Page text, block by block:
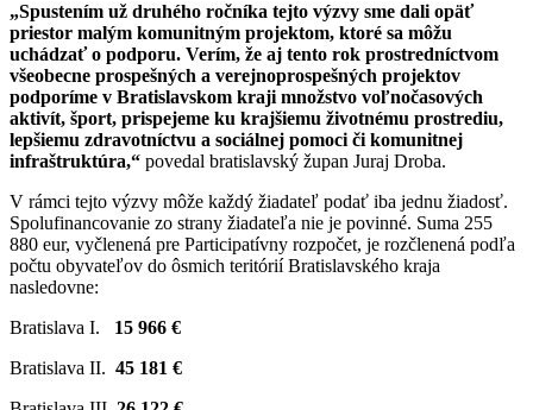
„Spustením už druhého ročníka tejto výzvy sme dali opäť
priestor malým komunitným projektom, ktoré sa môžu
uchádzať o podporu. Verím, že aj tento rok prostredníctvom
všeobecne prospešných a verejnoprospešných projektov
podporíme v Bratislavskom kraji množstvo voľnočasových
aktivít, šport, prispejeme ku krajšiemu životnému prostrediu,
lepšiemu zdravotníctvu a sociálnej pomoci či komunitnej
infraštruktúra,“ povedal bratislavský župan Juraj Droba.
V rámci tejto výzvy môže každý žiadateľ podať iba jednu žiadosť.
Spolufinancovanie zo strany žiadateľa nie je povinné. Suma 255
880 eur, vyčlenená pre Participatívny rozpočet, je rozčlenená podľa
počtu obyvateľov do ôsmich teritórií Bratislavského kraja
nasledovne:
Bratislava I. 15 966 €
Bratislava II. 45 181 €